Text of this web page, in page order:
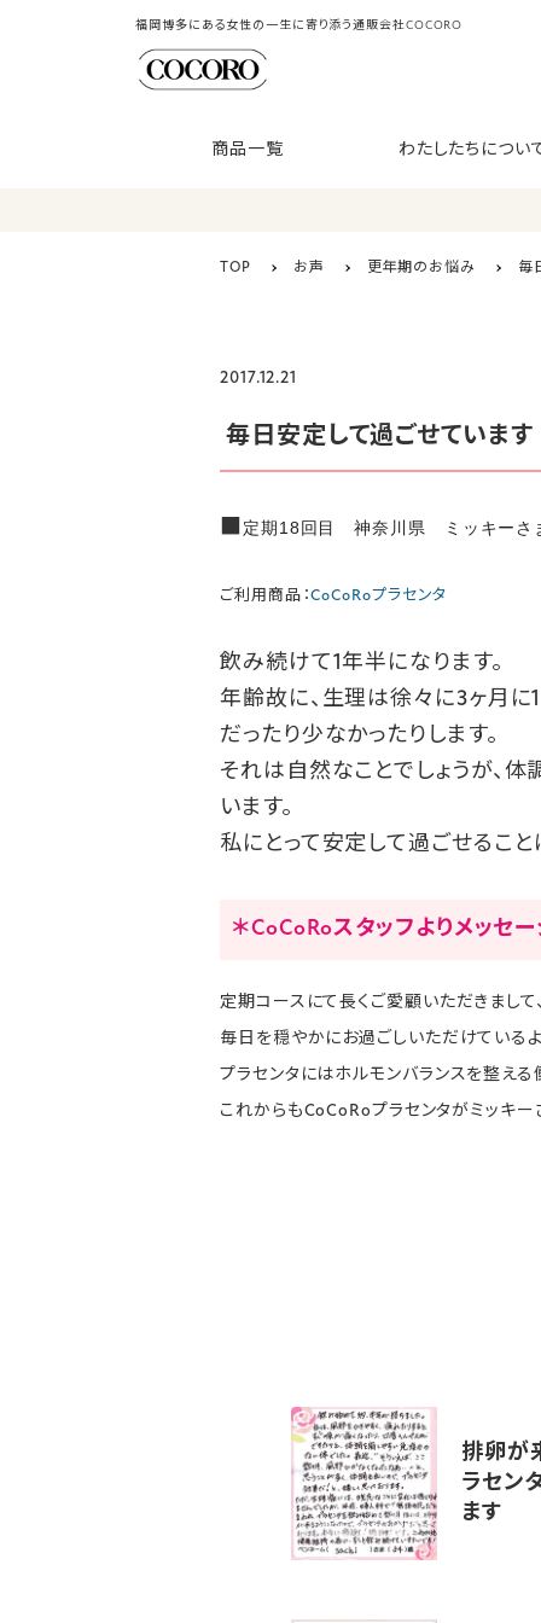
福岡博多にある女性の一生に寄り添う通販会社COCORO
商品一覧 わたしたちについ
TOP お声 更年期のお悩み 毎
2017.12.21
毎日安定して過ごせています
■定期18回目 神奈川県 ミッキー
ご利用商品：CoCoRoプラセンタ
飲み続けて1年半になります。
年齢故に、生理は徐々に3ヶ月に
だったり少なかったりします。
それは自然なことでしょうが、
います。
私にとって安定して過ごせること
＊CoCoRoスタッフよりメッセ
定期コースにて長くご愛顧いただきまして
毎日を穏やかにお過ごしいただけているよ
プラセンタにはホルモンバランスを整え
これからもCoCoRoプラセンタがミッキ
排卵が
ラセン
ます